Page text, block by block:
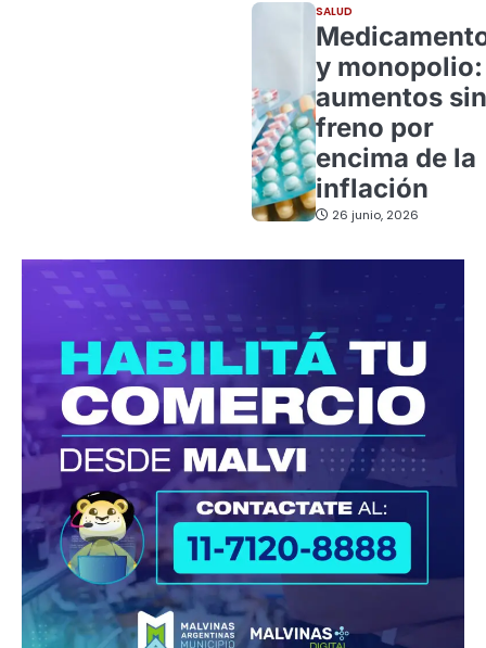
SALUD
y monopolio:
aumentos sin
freno por
encima de la
inflación
26 junio, 2026